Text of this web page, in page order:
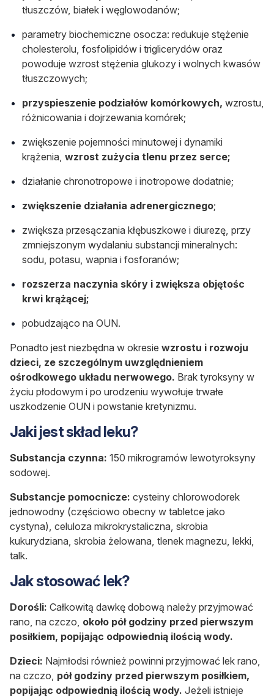
tłuszczów, białek i węglowodanów;
parametry biochemiczne osocza: redukuje stężenie
cholesterolu, fosfolipidów i triglicerydów oraz
powoduje wzrost stężenia glukozy i wolnych kwasów
tłuszczowych;
przyspieszenie podziałów komórkowych, wzrostu,
różnicowania i dojrzewania komórek;
zwiększenie pojemności minutowej i dynamiki
krążenia, wzrost zużycia tlenu przez serce;
działanie chronotropowe i inotropowe dodatnie;
zwiększenie działania adrenergicznego;
zwiększa przesączania kłębuszkowe i diurezę, przy
zmniejszonym wydalaniu substancji mineralnych:
sodu, potasu, wapnia i fosforanów;
rozszerza naczynia skóry i zwiększa objętośc
krwi krążącej;
pobudzająco na OUN.
Ponadto jest niezbędna w okresie wzrostu i rozwoju
dzieci, ze szczególnym uwzględnieniem
ośrodkowego układu nerwowego. Brak tyroksyny w
życiu płodowym i po urodzeniu wywołuje trwałe
uszkodzenie OUN i powstanie kretynizmu.
Jaki jest skład leku?
Substancja czynna: 150 mikrogramów lewotyroksyny
sodowej.
Substancje pomocnicze: cysteiny chlorowodorek
jednowodny (częściowo obecny w tabletce jako
cystyna), celuloza mikrokrystaliczna, skrobia
kukurydziana, skrobia żelowana, tlenek magnezu, lekki,
talk.
Jak stosować lek?
Dorośli: Całkowitą dawkę dobową należy przyjmować
rano, na czczo, około pół godziny przed pierwszym
posiłkiem, popijając odpowiednią ilością wody.
Dzieci: Najmłodsi również powinni przyjmować lek rano,
na czczo, pół godziny przed pierwszym posiłkiem,
popijając odpowiednią ilością wody. Jeżeli istnieje